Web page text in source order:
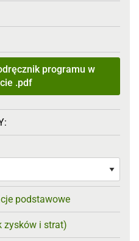
programu w
.pdf
podstawowe
zysków i strat)